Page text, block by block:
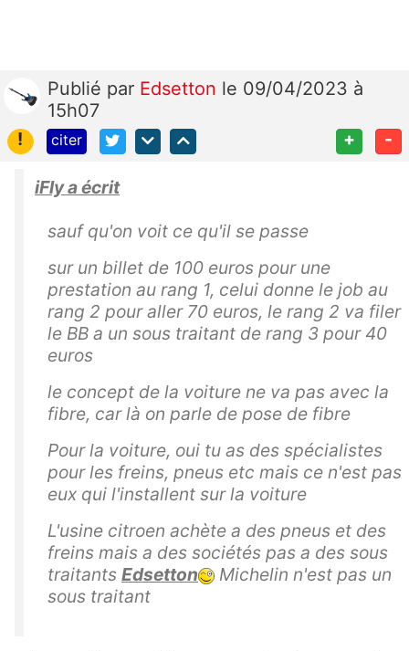
Publié par Edsetton le 09/04/2023 à
15h07
!
citer + -
iFly a écrit
sauf qu'on voit ce qu'il se passe
sur un billet de 100 euros pour une
prestation au rang 1, celui donne le job au
rang 2 pour aller 70 euros, le rang 2 va filer
le BB a un sous traitant de rang 3 pour 40
euros
le concept de la voiture ne va pas avec la
fibre, car là on parle de pose de fibre
Pour la voiture, oui tu as des spécialistes
pour les freins, pneus etc mais ce n'est pas
eux qui l'installent sur la voiture
L'usine citroen achète a des pneus et des
freins mais a des sociétés pas a des sous
traitants Edsetton
Michelin n'est pas un
sous traitant